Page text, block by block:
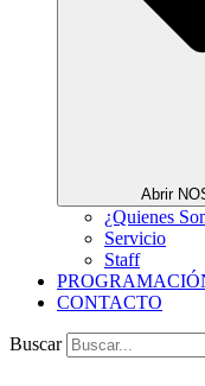
Abrir
¿Quienes
Servicio
Staff
CONTACTO
Buscar